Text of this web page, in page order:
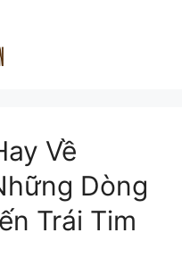
Về
Dòng
Trái Tim